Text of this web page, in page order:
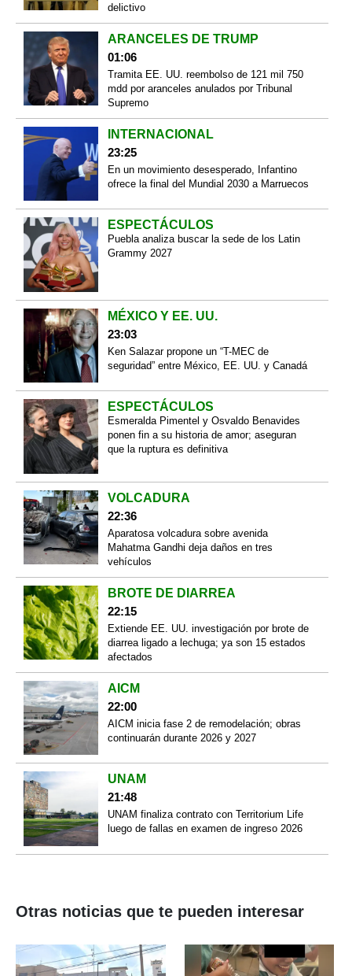
delictivo
ARANCELES DE TRUMP
01:06
Tramita EE. UU. reembolso de 121 mil 750
mdd por aranceles anulados por Tribunal
Supremo
INTERNACIONAL
23:25
En un movimiento desesperado, Infantino
ofrece la final del Mundial 2030 a Marruecos
ESPECTÁCULOS
Puebla analiza buscar la sede de los Latin
Grammy 2027
MÉXICO Y EE. UU.
23:03
Ken Salazar propone un “T-MEC de
seguridad” entre México, EE. UU. y Canadá
ESPECTÁCULOS
Esmeralda Pimentel y Osvaldo Benavides
ponen fin a su historia de amor; aseguran
que la ruptura es definitiva
VOLCADURA
22:36
Aparatosa volcadura sobre avenida
Mahatma Gandhi deja daños en tres
vehículos
BROTE DE DIARREA
22:15
Extiende EE. UU. investigación por brote de
diarrea ligado a lechuga; ya son 15 estados
afectados
AICM
22:00
AICM inicia fase 2 de remodelación; obras
continuarán durante 2026 y 2027
UNAM
21:48
UNAM finaliza contrato con Territorium Life
luego de fallas en examen de ingreso 2026
Otras noticias que te pueden interesar